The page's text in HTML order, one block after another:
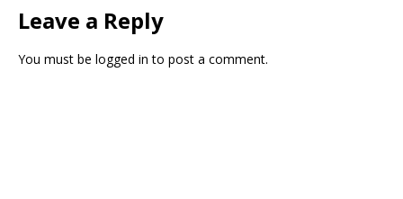
Leave a Reply
You must be logged in to post a comment.